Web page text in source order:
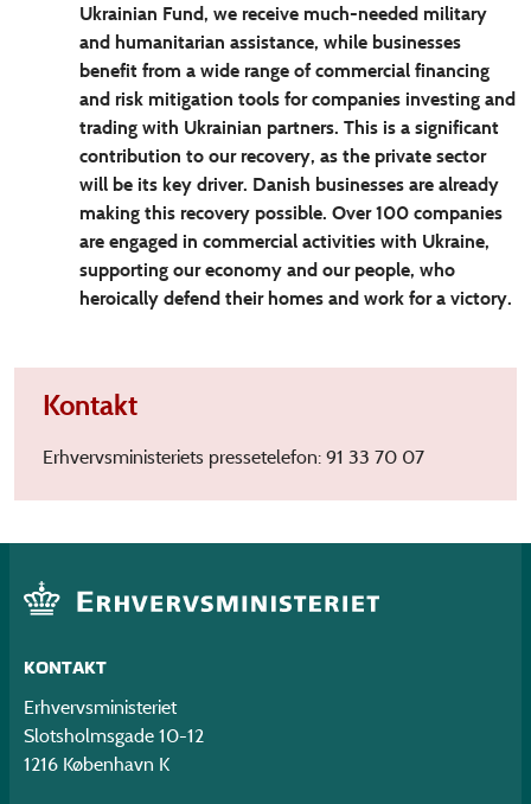
Ukrainian Fund, we receive much-needed military
and humanitarian assistance, while businesses
benefit from a wide range of commercial financing
and risk mitigation tools for companies investing and
trading with Ukrainian partners. This is a significant
contribution to our recovery, as the private sector
will be its key driver. Danish businesses are already
making this recovery possible. Over 100 companies
are engaged in commercial activities with Ukraine,
supporting our economy and our people, who
heroically defend their homes and work for a victory.
Kontakt
Erhvervsministeriets pressetelefon: 91 33 70 07
KONTAKT
Erhvervsministeriet
Slotsholmsgade 10-12
1216 København K